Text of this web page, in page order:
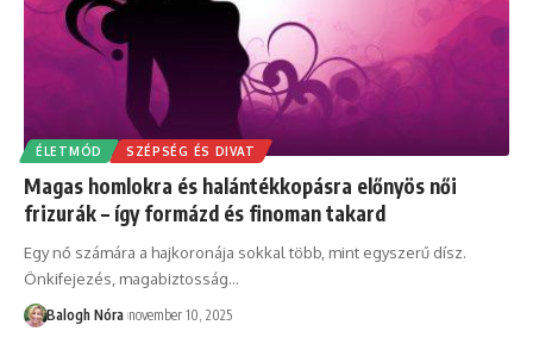
ÉLETMÓD SZÉPSÉG ÉS DIVAT
Magas homlokra és halántékkopásra előnyös női
frizurák – így formázd és finoman takard
Egy nő számára a hajkoronája sokkal több, mint egyszerű dísz.
Önkifejezés, magabiztosság…
Balogh Nóra november 10, 2025